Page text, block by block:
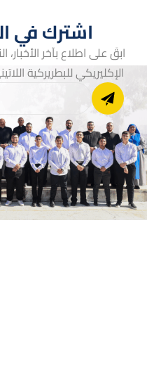
اشترك في
ابقَ على اطلاع بآخر
الإكليريكي للبطريركية